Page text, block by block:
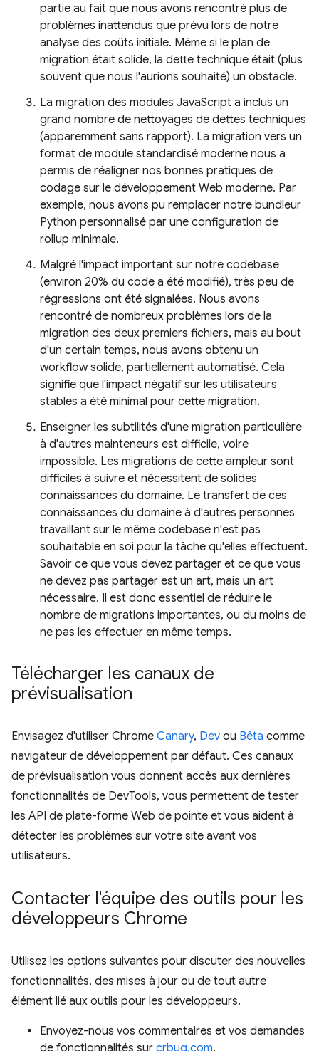
partie au fait que nous avons rencontré plus de
problèmes inattendus que prévu lors de notre
analyse des coûts initiale. Même si le plan de
migration était solide, la dette technique était (plus
souvent que nous l'aurions souhaité) un obstacle.
La migration des modules JavaScript a inclus un
grand nombre de nettoyages de dettes techniques
(apparemment sans rapport). La migration vers un
format de module standardisé moderne nous a
permis de réaligner nos bonnes pratiques de
codage sur le développement Web moderne. Par
exemple, nous avons pu remplacer notre bundleur
Python personnalisé par une configuration de
rollup minimale.
Malgré l'impact important sur notre codebase
(environ 20% du code a été modifié), très peu de
régressions ont été signalées. Nous avons
rencontré de nombreux problèmes lors de la
migration des deux premiers fichiers, mais au bout
d'un certain temps, nous avons obtenu un
workflow solide, partiellement automatisé. Cela
signifie que l'impact négatif sur les utilisateurs
stables a été minimal pour cette migration.
Enseigner les subtilités d'une migration particulière
à d'autres mainteneurs est difficile, voire
impossible. Les migrations de cette ampleur sont
difficiles à suivre et nécessitent de solides
connaissances du domaine. Le transfert de ces
connaissances du domaine à d'autres personnes
travaillant sur le même codebase n'est pas
souhaitable en soi pour la tâche qu'elles effectuent.
Savoir ce que vous devez partager et ce que vous
ne devez pas partager est un art, mais un art
nécessaire. Il est donc essentiel de réduire le
nombre de migrations importantes, ou du moins de
ne pas les effectuer en même temps.
Télécharger les canaux de
prévisualisation
Envisagez d'utiliser Chrome Canary, Dev ou Bêta comme
navigateur de développement par défaut. Ces canaux
de prévisualisation vous donnent accès aux dernières
fonctionnalités de DevTools, vous permettent de tester
les API de plate-forme Web de pointe et vous aident à
détecter les problèmes sur votre site avant vos
utilisateurs.
Contacter l'équipe des outils pour les
développeurs Chrome
Utilisez les options suivantes pour discuter des nouvelles
fonctionnalités, des mises à jour ou de tout autre
élément lié aux outils pour les développeurs.
Envoyez-nous vos commentaires et vos demandes